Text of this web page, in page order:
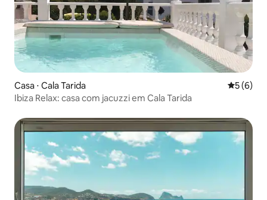
Casa ⋅ Cala Tarida 5 de
5 (6)
Ibiza Relax: casa com jacuzzi em Cala Tarida